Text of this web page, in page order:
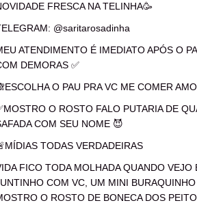
FRESCA NA TELINHA🥳
@saritarosadinha
ATENDIMENTO É IMEDIATO APÓS O
DEMORAS ✅
O PAU PRA VC ME COMER
O ROSTO FALO PUTARIA DE
COM SEU NOME 😈
TODAS VERDADEIRAS
FICO TODA MOLHADA QUANDO VEJO
COM VC, UM MINI
O ROSTO DE BONECA DOS